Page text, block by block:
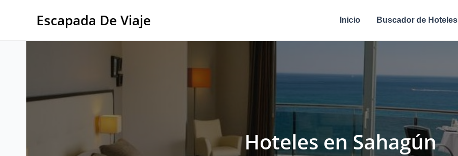
Escapada De Viaje Inicio Buscador de Hoteles
Hoteles en Sahagún